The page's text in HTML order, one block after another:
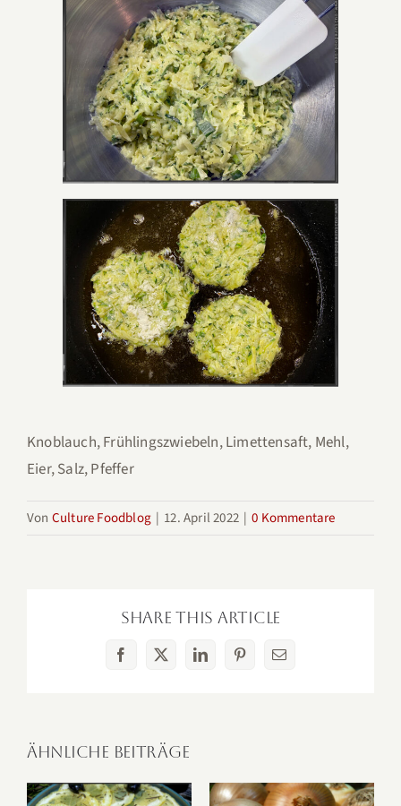
Knoblauch, Frühlingszwiebeln, Limettensaft, Mehl,
Eier, Salz, Pfeffer
Von Culture Foodblog | 12. April 2022 | 0 Kommentare
Share This Article
Facebook
X LinkedInPinterest
E-
Ähnliche Beiträge